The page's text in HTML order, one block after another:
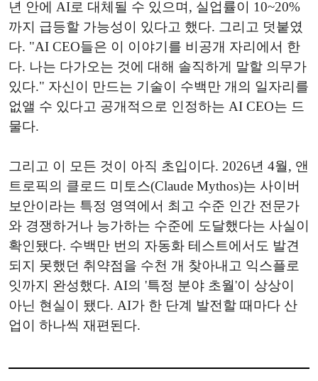
년 안에 AI로 대체될 수 있으며, 실업률이 10~20%
까지 급등할 가능성이 있다고 했다. 그리고 덧붙였
다. "AI CEO들은 이 이야기를 비공개 자리에서 한
다. 나는 다가오는 것에 대해 솔직하게 말할 의무가
있다." 자신이 만드는 기술이 수백만 개의 일자리를
없앨 수 있다고 공개적으로 인정하는 AI CEO는 드
물다.
그리고 이 모든 것이 아직 초입이다. 2026년 4월, 앤
트로픽의 클로드 미토스(Claude Mythos)는 사이버
보안이라는 특정 영역에서 최고 수준 인간 전문가
와 경쟁하거나 능가하는 수준에 도달했다는 사실이
확인됐다. 수백만 번의 자동화 테스트에서도 발견
되지 못했던 취약점을 수천 개 찾아내고 익스플로
잇까지 완성했다. AI의 '특정 분야 초월'이 상상이
아닌 현실이 됐다. AI가 한 단계 발전할 때마다 산
업이 하나씩 재편된다.